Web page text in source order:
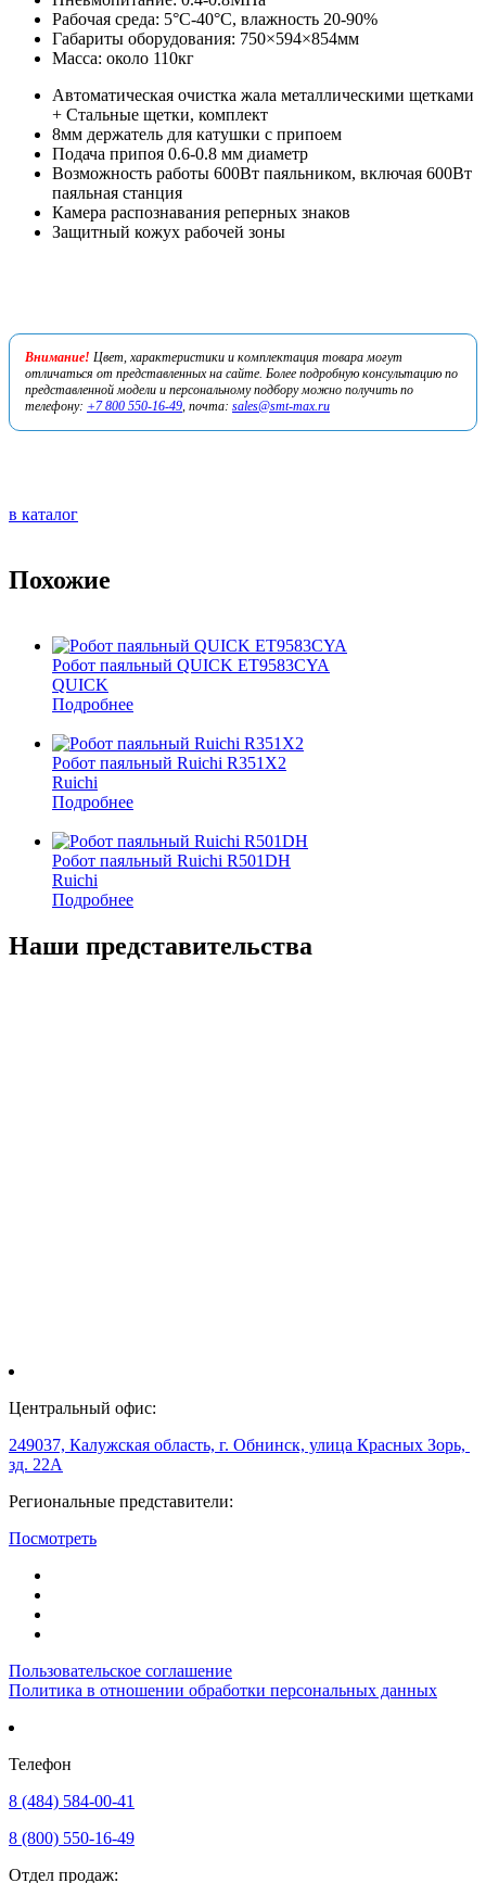
Рабочая среда: 5°С-40°С, влажность 20-90%
Габариты оборудования: 750×594×854мм
Масса: около 110кг
Автоматическая очистка жала металлическими щетками
+ Стальные щетки, комплект
8мм держатель для катушки с припоем
Подача припоя 0.6-0.8 мм диаметр
Возможность работы 600Вт паяльником, включая 600Вт
паяльная станция
Камера распознавания реперных знаков
Защитный кожух рабочей зоны
Внимание! Цвет, характеристики и комплектация товара могут
отличаться от представленных на сайте. Более подробную консультацию по
представленной модели и персональному подбору можно получить по
телефону: +7 800 550-16-49, почта: sales@smt-max.ru
в каталог
Похожие
Робот паяльный QUICK ET9583CYA
QUICK
Подробнее
Робот паяльный Ruichi R351X2
Ruichi
Подробнее
Робот паяльный Ruichi R501DH
Ruichi
Подробнее
Наши представительства
Центральный офис:
249037, Калужская область, г. Обнинск, улица Красных Зорь,
зд. 22А
Региональные представители:
Посмотреть
Пользовательское соглашение
Политика в отношении обработки персональных данных
Телефон
8 (484) 584-00-41
8 (800) 550-16-49
Отдел продаж: